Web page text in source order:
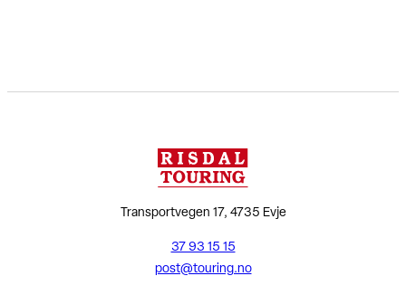
Transportvegen 17, 4735 Evje
37 93 15 15
post@touring.no